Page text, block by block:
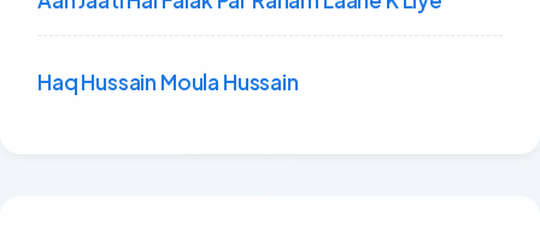
Haq Hussain Moula Hussain